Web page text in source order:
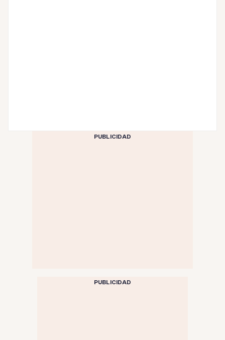
PUBLICIDAD
PUBLICIDAD